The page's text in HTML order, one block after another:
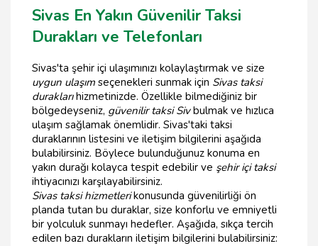
Sivas En Yakın Güvenilir Taksi
Durakları ve Telefonları
Sivas'ta şehir içi ulaşımınızı kolaylaştırmak ve size
uygun ulaşım seçenekleri sunmak için Sivas taksi
duraklarıhizmetinizde. Özellikle bilmediğiniz bir
bölgedeyseniz, güvenilir taksi Sivbulmak ve hızlıca
ulaşım sağlamak önemlidir. Sivas'taki taksi
duraklarının listesini ve iletişim bilgilerini aşağıda
bulabilirsiniz. Böylece bulunduğunuz konuma en
yakın durağı kolayca tespit edebilir ve şehir içi taksi
ihtiyacınızı karşılayabilirsiniz.
Sivas taksi hizmetlerikonusunda güvenilirliği ön
planda tutan bu duraklar, size konforlu ve emniyetli
bir yolculuk sunmayı hedefler. Aşağıda, sıkça tercih
edilen bazı durakların iletişim bilgilerini bulabilirsiniz: